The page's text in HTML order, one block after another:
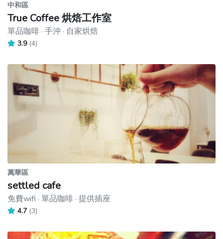
中和區
True Coffee 烘焙工作室
單品咖啡 · 手沖 · 自家烘焙
3.9 (4)
萬華區
settled cafe
免費wifi · 單品咖啡 · 提供插座
4.7 (3)